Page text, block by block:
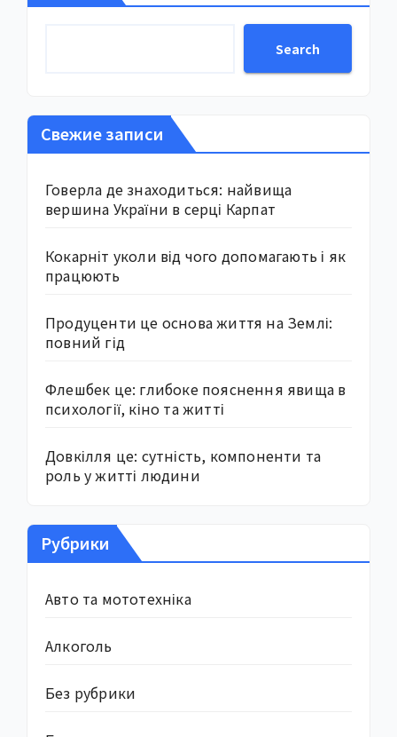
Search
Свежие записи
Говерла де знаходиться: найвища
вершина України в серці Карпат
Кокарніт уколи від чого допомагають і як
працюють
Продуценти це основа життя на Землі:
повний гід
Флешбек це: глибоке пояснення явища в
психології, кіно та житті
Довкілля це: сутність, компоненти та
роль у житті людини
Рубрики
Авто та мототехніка
Алкоголь
Без рубрики